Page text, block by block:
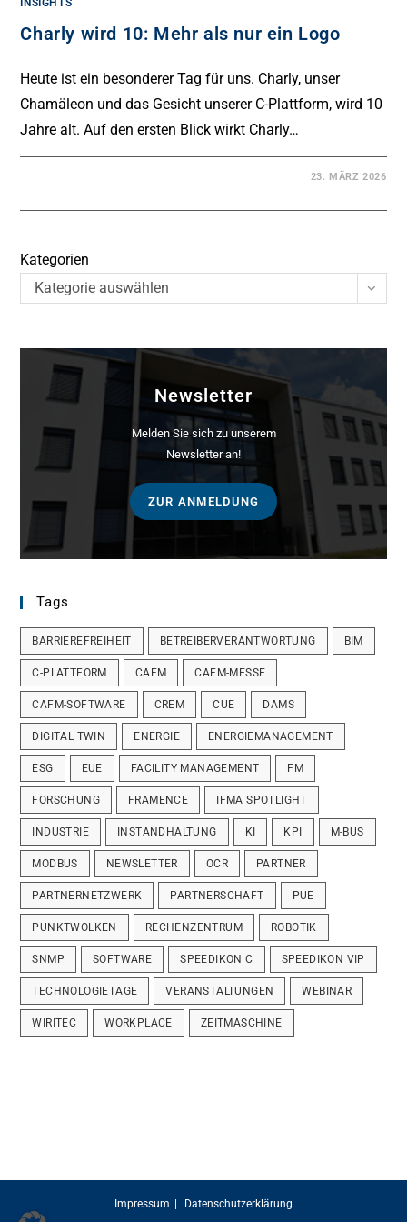
Charly wird 10: Mehr als nur ein Logo
Heute ist ein besonderer Tag für uns. Charly, unser
Chamäleon und das Gesicht unserer C-Plattform, wird 10
Jahre alt. Auf den ersten Blick wirkt Charly…
23. MÄRZ 2026
Kategorien
Kategorie auswählen
Newsletter
Melden Sie sich zu unserem
Newsletter an!
ZUR ANMELDUNG
Tags
BARRIEREFREIHEIT BETREIBERVERANTWORTUNG BIM
C-PLATTFORM CAFM CAFM-MESSE
CAFM-SOFTWARE CREM CUE DAMS
DIGITAL TWIN ENERGIE ENERGIEMANAGEMENT
ESG EUE FACILITY MANAGEMENT FM
FORSCHUNG FRAMENCE IFMA SPOTLIGHT
INDUSTRIE INSTANDHALTUNG KI KPI M-BUS
MODBUS NEWSLETTER OCR PARTNER
PARTNERNETZWERK PARTNERSCHAFT PUE
PUNKTWOLKEN RECHENZENTRUM ROBOTIK
SNMP SOFTWARE SPEEDIKON C SPEEDIKON VIP
TECHNOLOGIETAGE VERANSTALTUNGEN WEBINAR
WIRITEC WORKPLACE ZEITMASCHINE
Impressum Datenschutzerklärung